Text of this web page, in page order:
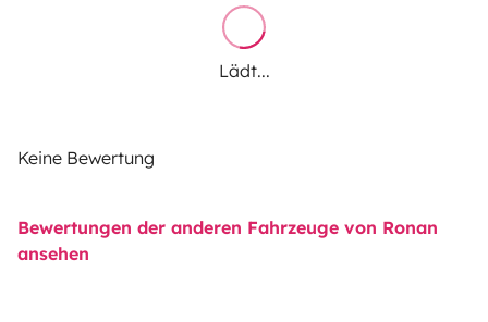
Lädt...
Keine Bewertung
Bewertungen der anderen Fahrzeuge von Ronan
ansehen